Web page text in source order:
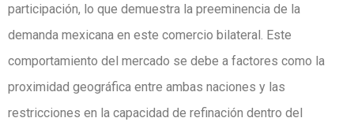
participación, lo que demuestra la preeminencia de la
demanda mexicana en este comercio bilateral. Este
comportamiento del mercado se debe a factores como la
proximidad geográfica entre ambas naciones y las
restricciones en la capacidad de refinación dentro del